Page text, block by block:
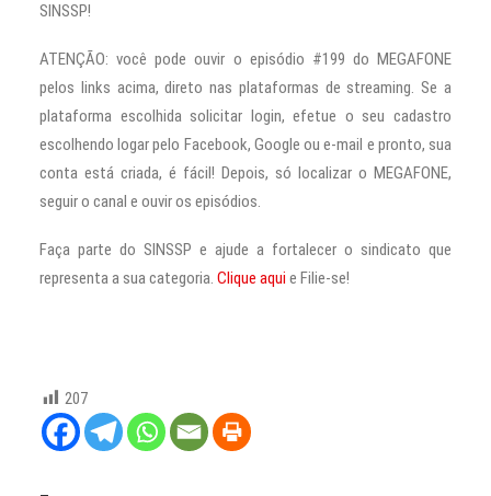
SINSSP!
ATENÇÃO: você pode ouvir o episódio #199 do MEGAFONE
pelos links acima, direto nas plataformas de streaming. Se a
plataforma escolhida solicitar login, efetue o seu cadastro
escolhendo logar pelo Facebook, Google ou e-mail e pronto, sua
conta está criada, é fácil! Depois, só localizar o MEGAFONE,
seguir o canal e ouvir os episódios.
Faça parte do SINSSP e ajude a fortalecer o sindicato que
representa a sua categoria. Clique aqui e Filie-se!
207